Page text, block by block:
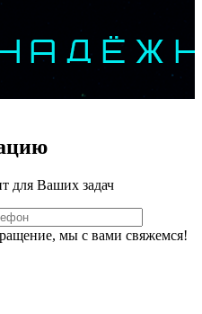
для Ваших задач
мы с вами свяжемся!